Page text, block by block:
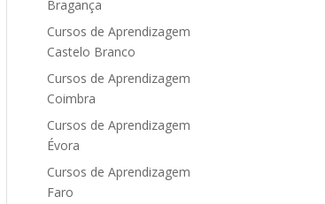
Bragança
Cursos de Aprendizagem
Castelo Branco
Cursos de Aprendizagem
Coimbra
Cursos de Aprendizagem
Évora
Cursos de Aprendizagem
Faro